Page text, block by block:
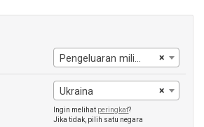
×
Pengeluaran militer (% dari pengeluaran umum pemerintah)
×
Ukraina
Ingin melihat peringkat?
Jika tidak, pilih satu negara